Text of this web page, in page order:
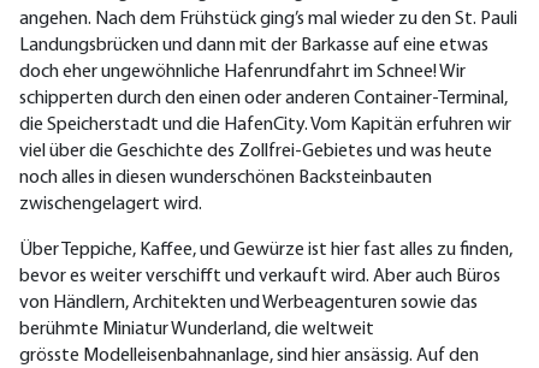
angehen. Nach dem Frühstück ging’s mal wieder zu den St. Pauli
Landungsbrücken und dann mit der Barkasse auf eine etwas
doch eher ungewöhnliche Hafenrundfahrt im Schnee! Wir
schipperten durch den einen oder anderen Container-Terminal,
die Speicherstadt und die HafenCity. Vom Kapitän erfuhren wir
viel über die Geschichte des Zollfrei-Gebietes und was heute
noch alles in diesen wunderschönen Backsteinbauten
zwischengelagert wird.
Über Teppiche, Kaffee, und Gewürze ist hier fast alles zu finden,
bevor es weiter verschifft und verkauft wird. Aber auch Büros
von Händlern, Architekten und Werbeagenturen sowie das
berühmte Miniatur Wunderland, die weltweit
grösste Modelleisenbahnanlage, sind hier ansässig. Auf den